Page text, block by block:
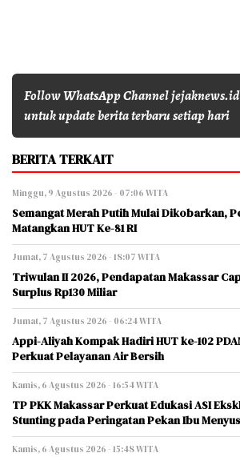
Follow WhatsApp Channel jejaknews.id
untuk update berita terbaru setiap hari
BERITA TERKAIT
Minggu, 9 Agustus 2026 - 07:06 WITA
Semangat Merah Putih Mulai Dikobarkan,
Matangkan HUT Ke-81 RI
Jumat, 7 Agustus 2026 - 18:07 WITA
Triwulan II 2026, Pendapatan Makassar
Surplus Rp130 Miliar
Jumat, 7 Agustus 2026 - 06:24 WITA
Appi-Aliyah Kompak Hadiri HUT ke-102
Perkuat Pelayanan Air Bersih
Kamis, 6 Agustus 2026 - 16:54 WITA
TP PKK Makassar Perkuat Edukasi ASI
Stunting pada Peringatan Pekan Ibu
Kamis, 6 Agustus 2026 - 15:48 WITA